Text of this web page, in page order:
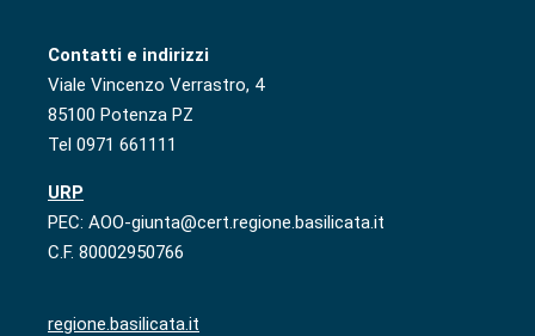
Contatti e indirizzi
Viale Vincenzo Verrastro, 4
85100 Potenza PZ
Tel 0971 661111
URP
PEC: AOO-giunta@cert.regione.basilicata.it
C.F. 80002950766
regione.basilicata.it